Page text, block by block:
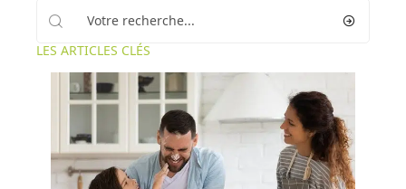
LES ARTICLES CLÉS